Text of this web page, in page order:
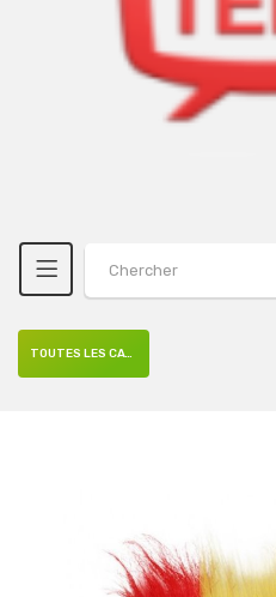
TOUTES LES CATÉGORIES